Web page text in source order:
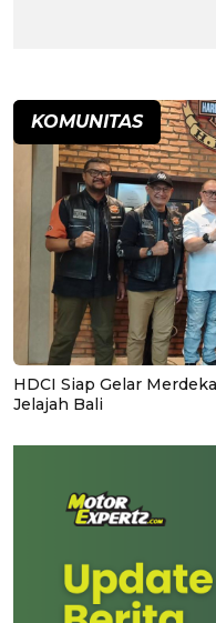
KOMUNITAS
HDCI Siap Gelar
Jelajah Bali